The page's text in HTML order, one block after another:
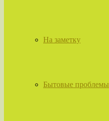
На заметку
Бытовые проблемы